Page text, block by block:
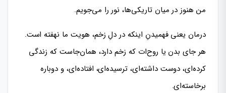
من هنوز در میان تاریکی‌ها، نور را می‌جویم.
درمان یعنی فهمیدنِ اینکه در دلِ زخم، هویت ما نهفته است.
هر جای بدن یا روح‌ات که زخم دارد، همان‌جاست که زندگی
کرده‌ای، دوست داشته‌ای، ترسیده‌ای، افتاده‌ای، و دوباره
برخاسته‌ای.